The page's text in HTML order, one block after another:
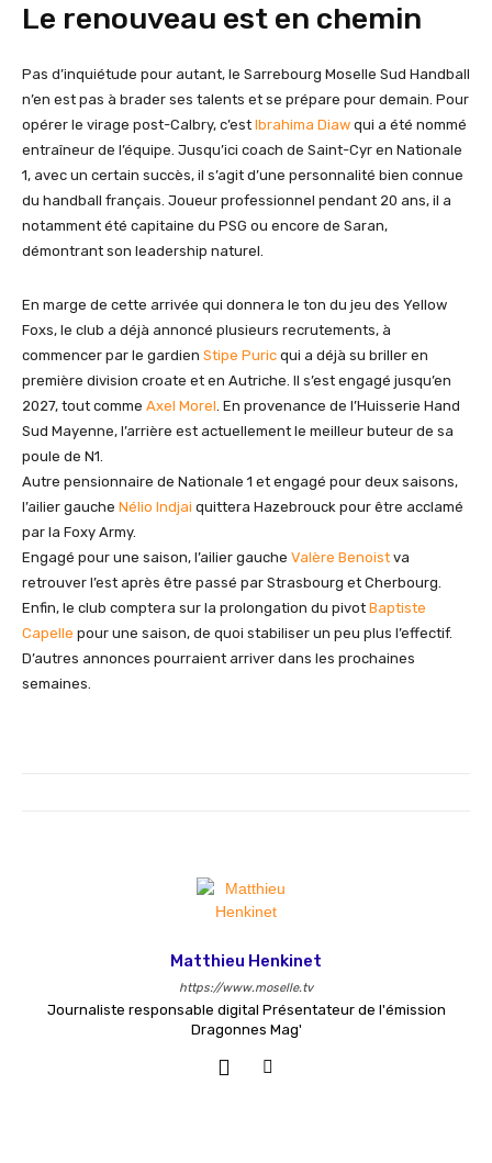
Le renouveau est en chemin
Pas d’inquiétude pour autant, le Sarrebourg Moselle Sud Handball
n’en est pas à brader ses talents et se prépare pour demain. Pour
opérer le virage post-Calbry, c’est Ibrahima Diaw qui a été nommé
entraîneur de l’équipe. Jusqu’ici coach de Saint-Cyr en Nationale
1, avec un certain succès, il s’agit d’une personnalité bien connue
du handball français. Joueur professionnel pendant 20 ans, il a
notamment été capitaine du PSG ou encore de Saran,
démontrant son leadership naturel.
En marge de cette arrivée qui donnera le ton du jeu des Yellow
Foxs, le club a déjà annoncé plusieurs recrutements, à
commencer par le gardien Stipe Puric qui a déjà su briller en
première division croate et en Autriche. Il s’est engagé jusqu’en
2027, tout comme Axel Morel. En provenance de l’Huisserie Hand
Sud Mayenne, l’arrière est actuellement le meilleur buteur de sa
poule de N1.
Autre pensionnaire de Nationale 1 et engagé pour deux saisons,
l’ailier gauche Nélio Indjai quittera Hazebrouck pour être acclamé
par la Foxy Army.
Engagé pour une saison, l’ailier gauche Valère Benoist va
retrouver l’est après être passé par Strasbourg et Cherbourg.
Enfin, le club comptera sur la prolongation du pivot Baptiste
Capelle pour une saison, de quoi stabiliser un peu plus l’effectif.
D’autres annonces pourraient arriver dans les prochaines
semaines.
Matthieu Henkinet
https://www.moselle.tv
Journaliste responsable digital Présentateur de l'émission
Dragonnes Mag'